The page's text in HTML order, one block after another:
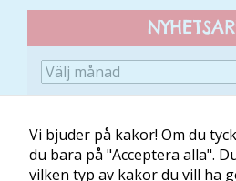
Vi bjuder på kakor! Om du
du bara på "Acceptera alla".
vilken typ av kakor du vill ha